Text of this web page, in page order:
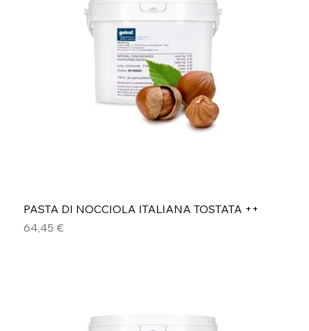
PASTA DI NOCCIOLA ITALIANA TOSTATA ++
Prezzo
64,45 €